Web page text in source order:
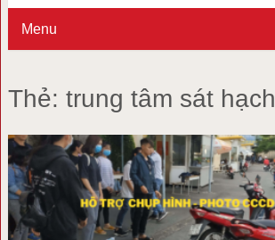
Menu
Thẻ: trung tâm sát